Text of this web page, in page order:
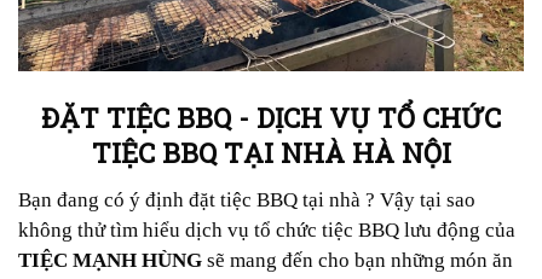
ĐẶT TIỆC BBQ - DỊCH VỤ TỔ CHỨC
TIỆC BBQ TẠI NHÀ HÀ NỘI
Bạn đang có ý định đặt tiệc BBQ tại nhà ? Vậy tại sao
không thử tìm hiểu dịch vụ tổ chức tiệc BBQ lưu động của
TIỆC MẠNH HÙNG sẽ mang đến cho bạn những món ăn